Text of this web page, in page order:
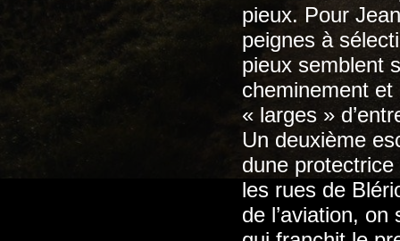
pieux. Pour
peignes à
pieux semblent
cheminement
« larges »
Un deuxième
dune protectrice
les rues de
de l’aviation, on